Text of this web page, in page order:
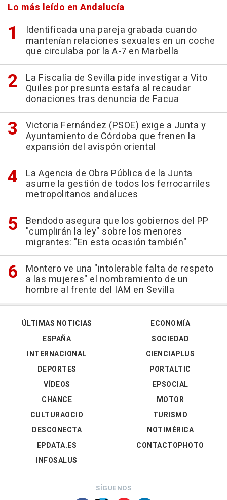
Lo más leído en Andalucía
Identificada una pareja grabada cuando
mantenían relaciones sexuales en un coche
que circulaba por la A-7 en Marbella
La Fiscalía de Sevilla pide investigar a Vito
Quiles por presunta estafa al recaudar
donaciones tras denuncia de Facua
Victoria Fernández (PSOE) exige a Junta y
Ayuntamiento de Córdoba que frenen la
expansión del avispón oriental
La Agencia de Obra Pública de la Junta
asume la gestión de todos los ferrocarriles
metropolitanos andaluces
Bendodo asegura que los gobiernos del PP
"cumplirán la ley" sobre los menores
migrantes: "En esta ocasión también"
Montero ve una "intolerable falta de respeto
a las mujeres" el nombramiento de un
hombre al frente del IAM en Sevilla
ÚLTIMAS NOTICIAS
ESPAÑA
INTERNACIONAL
DEPORTES
VÍDEOS
ECONOMÍA
SOCIEDAD
CIENCIAPLUS
PORTALTIC
EPSOCIAL
CHANCE
CULTURAOCIO
DESCONECTA
EPDATA.ES
INFOSALUS
MOTOR
TURISMO
NOTIMÉRICA
CONTACTOPHOTO
SÍGUENOS